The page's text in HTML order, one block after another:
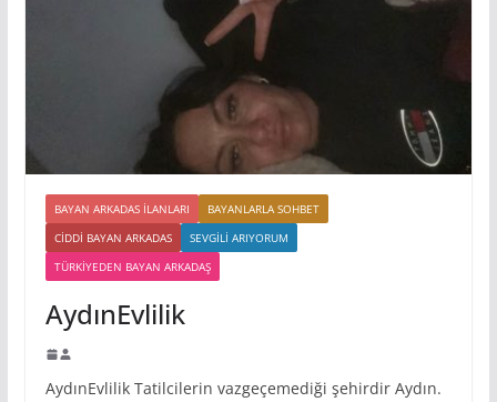
BAYAN ARKADAS ILANLARI
BAYANLARLA SOHBET
CIDDI BAYAN ARKADAS
SEVGILI ARIYORUM
TÜRKIYEDEN BAYAN ARKADAŞ
AydınEvlilik
AydınEvlilik Tatilcilerin vazgeçemediği şehirdir Aydın.